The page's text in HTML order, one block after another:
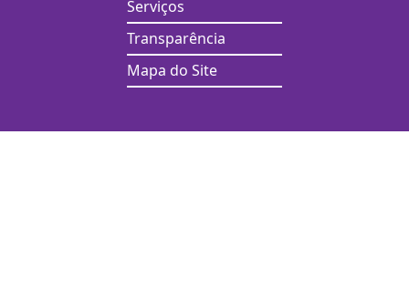
Serviços
Transparência
Mapa do Site